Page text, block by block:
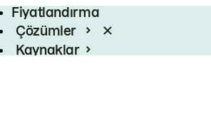
Fiyatlandırma
Çözümler
Kaynaklar